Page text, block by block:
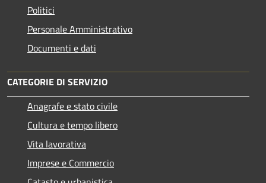
Politici
Personale Amministrativo
Documenti e dati
CATEGORIE DI SERVIZIO
Anagrafe e stato civile
Cultura e tempo libero
Vita lavorativa
Imprese e Commercio